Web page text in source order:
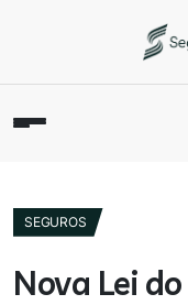
SEGUROS
Nova Lei